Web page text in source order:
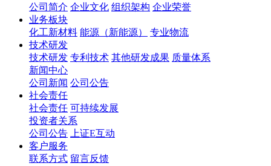
公司简介 企业文化 组织架构 企业荣誉
业务板块
化工新材料 能源（新能源）
专业物流
技术研发
技术研发 专利技术 其他研发成果 质量体系
新闻中心
公司新闻 公司公告
社会责任
社会责任 可持续发展
投资者关系
公司公告
上证E互动
客户服务
联系方式 留言反馈